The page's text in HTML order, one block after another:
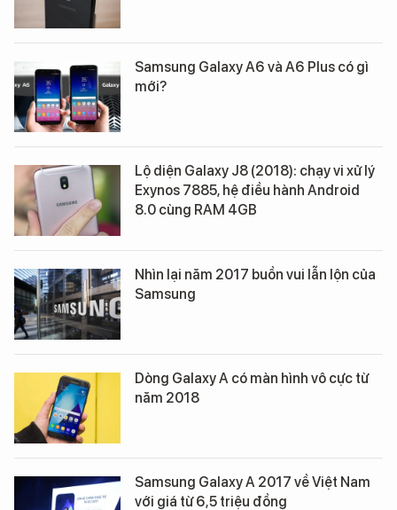
Samsung Galaxy A6 và A6 Plus có gì
mới?
Lộ diện Galaxy J8 (2018): chạy vi xử lý
Exynos 7885, hệ điều hành Android
8.0 cùng RAM 4GB
Nhìn lại năm 2017 buồn vui lẫn lộn của
Samsung
Dòng Galaxy A có màn hình vô cực từ
năm 2018
Samsung Galaxy A 2017 về Việt Nam
với giá từ 6,5 triệu đồng